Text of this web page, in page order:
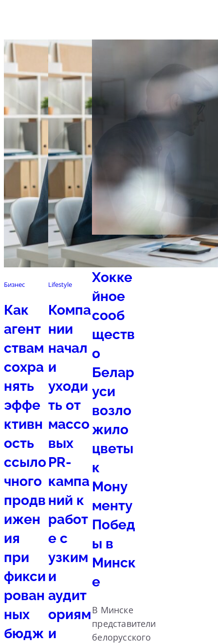
Бизнес
Как
агент
ствам
сохра
нять
эффе
ктивн
ость
ссыло
чного
продв
ижен
ия
при
фикси
рован
ных
бюдж
Lifestyle
Компа
нии
начал
и
уходи
ть от
массо
вых
PR-
кампа
ний к
работ
е с
узким
и
аудит
ориям
и
Спорт
Хокке
йное
сооб
ществ
о
Белар
уси
возло
жило
цветы
к
Мону
менту
Побед
ы в
Минск
е
В Минске
представители
белорусского